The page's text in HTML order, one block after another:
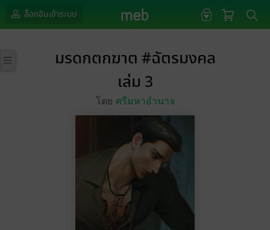
ล็อกอินเข้าระบบ
มรดกตกฆาต #ฉัตรมงคล
เล่ม 3
โดย ศรีมหาอำนาจ